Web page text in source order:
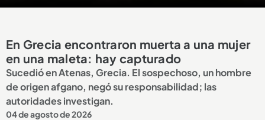
En Grecia encontraron muerta a una mujer
en una maleta: hay capturado
Sucedió en Atenas, Grecia. El sospechoso, un hombre
de origen afgano, negó su responsabilidad; las
autoridades investigan.
04 de agosto de 2026